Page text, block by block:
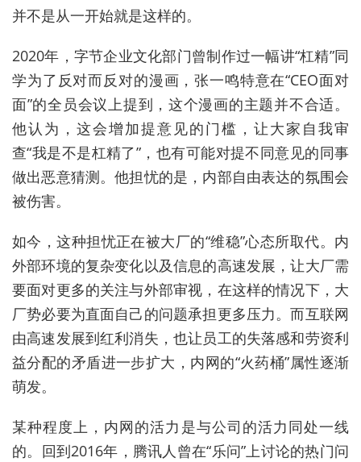
并不是从一开始就是这样的。
2020年，字节企业文化部门曾制作过一幅讲“杠精”同
学为了反对而反对的漫画，张一鸣特意在“CEO面对
面”的全员会议上提到，这个漫画的主题并不合适。
他认为，这会增加提意见的门槛，让大家自我审
查“我是不是杠精了”，也有可能对提不同意见的同事
做出恶意猜测。他担忧的是，内部自由表达的氛围会
被伤害。
如今，这种担忧正在被大厂的“维稳”心态所取代。内
外部环境的复杂变化以及信息的高速发展，让大厂需
要面对更多的关注与外部审视，在这样的情况下，大
厂势必要为直面自己的问题承担更多压力。而互联网
由高速发展到红利消失，也让员工的失落感和劳资利
益分配的矛盾进一步扩大，内网的“火药桶”属性逐渐
萌发。
某种程度上，内网的活力是与公司的活力同处一线
的。回到2016年，腾讯人曾在“乐问”上讨论的热门问